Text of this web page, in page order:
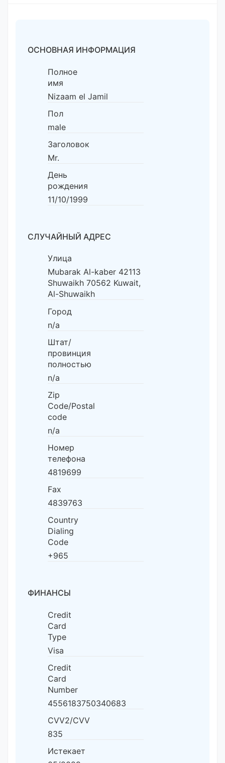
ОСНОВНАЯ ИНФОРМАЦИЯ
Полное
имя
Nizaam el Jamil
Пол
male
Заголовок
Mr.
День
рождения
11/10/1999
СЛУЧАЙНЫЙ АДРЕС
Улица
Mubarak Al-kaber 42113
Shuwaikh 70562 Kuwait,
Al-Shuwaikh
Город
n/a
Штат/
провинция
полностью
n/a
Zip
Code/Postal
code
n/a
Номер
телефона
4819699
Fax
4839763
Country
Dialing
Code
+965
ФИНАНСЫ
Credit
Card
Type
Visa
Credit
Card
Number
4556183750340683
CVV2/CVV
835
Истекает